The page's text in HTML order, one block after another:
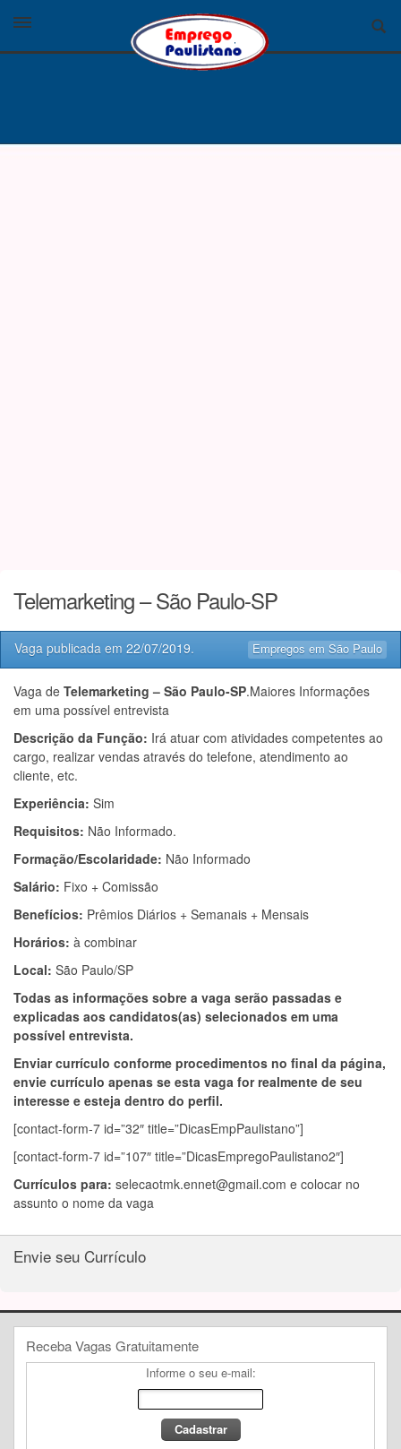
Telemarketing – São Paulo-SP
Empregos em São Paulo
Vaga publicada em 22/07/2019.
Vaga de Telemarketing – São Paulo-SP.Maiores Informações
em uma possível entrevista
Descrição da Função: Irá atuar com atividades competentes ao
cargo, realizar vendas através do telefone, atendimento ao
cliente, etc.
Experiência: Sim
Requisitos: Não Informado.
Formação/Escolaridade: Não Informado
Salário: Fixo + Comissão
Benefícios: Prêmios Diários + Semanais + Mensais
Horários: à combinar
Local: São Paulo/SP
Todas as informações sobre a vaga serão passadas e
explicadas aos candidatos(as) selecionados em uma
possível entrevista.
Enviar currículo conforme procedimentos no final da página,
envie currículo apenas se esta vaga for realmente de seu
interesse e esteja dentro do perfil.
[contact-form-7 id=”32″ title=”DicasEmpPaulistano”]
[contact-form-7 id=”107″ title=”DicasEmpregoPaulistano2″]
Currículos para: selecaotmk.ennet@gmail.com e colocar no
assunto o nome da vaga
Envie seu Currículo
Receba Vagas Gratuitamente
Informe o seu e-mail: